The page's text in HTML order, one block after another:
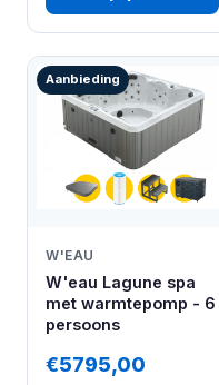
Aanbieding
W'EAU
W'eau Lagune spa
met warmtepomp - 6
persoons
€5795,00